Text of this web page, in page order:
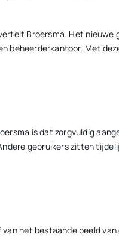
Broersma. Het
beheerderkantoor. Met
is dat zorgvuldig
gebruikers zitten
het bestaande beeld